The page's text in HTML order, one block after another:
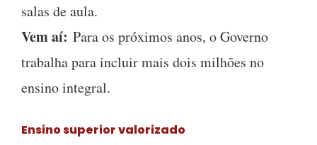
salas de aula.
Vem aí: Para os próximos anos, o Governo
trabalha para incluir mais dois milhões no
ensino integral.
Ensino superior valorizado